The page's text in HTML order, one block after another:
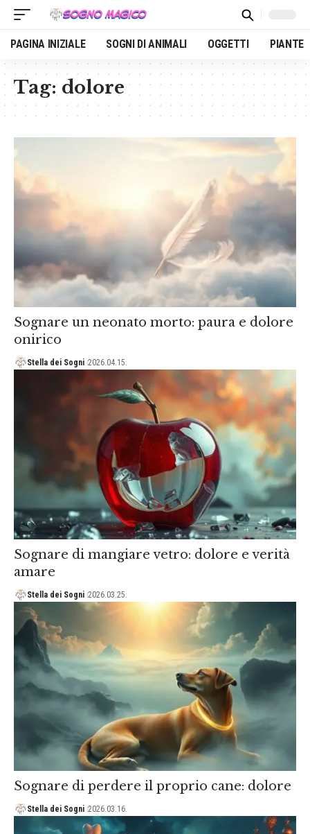
PAGINA INIZIALE SOGNI DI ANIMALI OGGETTI PIANTE
Tag: dolore
Sognare un neonato morto: paura e dolore
onirico
Stella dei Sogni 2026.04.15.
Sognare di mangiare vetro: dolore e verità
amare
Stella dei Sogni 2026.03.25.
Sognare di perdere il proprio cane: dolore
Stella dei Sogni 2026.03.16.